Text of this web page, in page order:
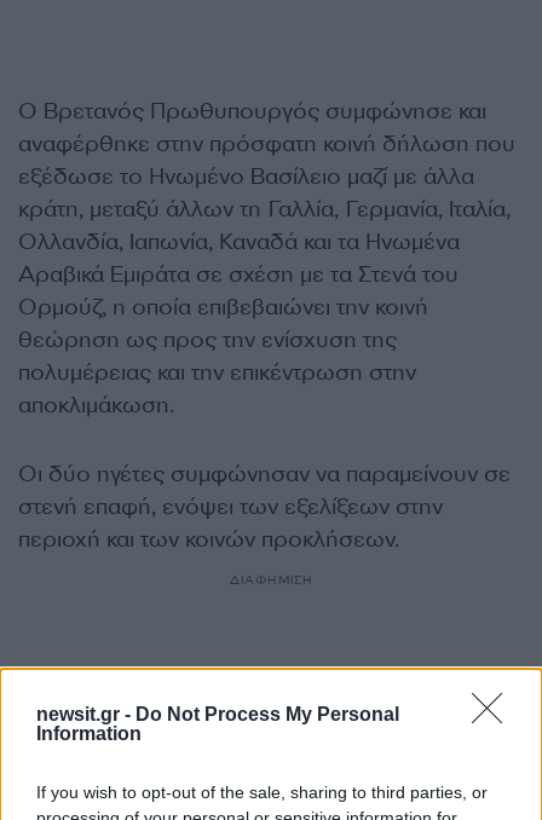
newsit.gr - Do Not Process My Personal
Information
If you wish to opt-out of the sale, sharing to third parties, or
Ο Βρετανός Πρωθυπουργός συμφώνησε και
αναφέρθηκε στην πρόσφατη κοινή δήλωση που
εξέδωσε το Ηνωμένο Βασίλειο μαζί με άλλα
κράτη, μεταξύ άλλων τη Γαλλία, Γερμανία, Ιταλία,
Ολλανδία, Ιαπωνία, Καναδά και τα Ηνωμένα
Αραβικά Εμιράτα σε σχέση με τα Στενά του
Ορμούζ, η οποία επιβεβαιώνει την κοινή
θεώρηση ως προς την ενίσχυση της
πολυμέρειας και την επικέντρωση στην
αποκλιμάκωση.
Οι δύο ηγέτες συμφώνησαν να παραμείνουν σε
στενή επαφή, ενόψει των εξελίξεων στην
περιοχή και των κοινών προκλήσεων.
ΔΙΑΦΗΜΙΣΗ